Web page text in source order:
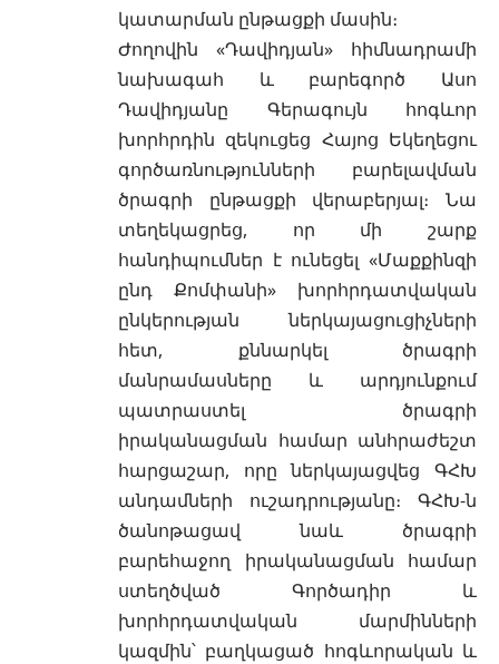
կատարման ընթացքի մասին։
Ժողովին «Դավիդյան» հիմնադրամի
նախագահ և բարեգործ Ասո
Դավիդյանը Գերագույն հոգևոր
խորհրդին զեկուցեց Հայոց Եկեղեցու
գործառնությունների բարելավման
ծրագրի ընթացքի վերաբերյալ։ Նա
տեղեկացրեց, որ մի շարք
հանդիպումներ է ունեցել «Մաքքինզի
ընդ Քոմփանի» խորհրդատվական
ընկերության ներկայացուցիչների
հետ, քննարկել ծրագրի
մանրամասները և արդյունքում
պատրաստել ծրագրի
իրականացման համար անհրաժեշտ
հարցաշար, որը ներկայացվեց ԳՀԽ
անդամների ուշադրությանը։ ԳՀԽ-ն
ծանոթացավ նաև ծրագրի
բարեհաջող իրականացման համար
ստեղծված Գործադիր և
խորհրդատվական մարմինների
կազմին՝ բաղկացած հոգևորական և